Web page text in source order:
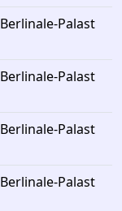
Berlinale-Palast
Berlinale-Palast
Berlinale-Palast
Berlinale-Palast